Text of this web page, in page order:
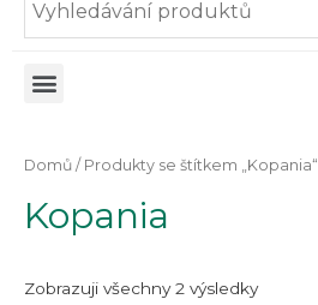
Domů / Produkty se štítkem „Kopania“
Kopania
Zobrazuji všechny 2 výsledky